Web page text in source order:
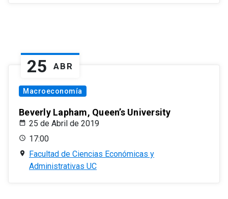
25 ABR
Macroeconomía
Beverly Lapham, Queen’s University
25 de Abril de 2019
17:00
Facultad de Ciencias Económicas y
Administrativas UC